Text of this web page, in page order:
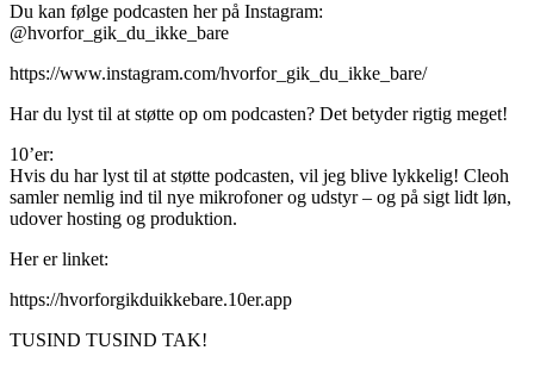
Du kan følge podcasten her på Instagram:
@hvorfor_gik_du_ikke_bare
https://www.instagram.com/hvorfor_gik_du_ikke_bare/
Har du lyst til at støtte op om podcasten? Det betyder rigtig meget!
10’er:
Hvis du har lyst til at støtte podcasten, vil jeg blive lykkelig! Cleoh
samler nemlig ind til nye mikrofoner og udstyr – og på sigt lidt løn,
udover hosting og produktion.
Her er linket:
https://hvorforgikduikkebare.10er.app
TUSIND TUSIND TAK!